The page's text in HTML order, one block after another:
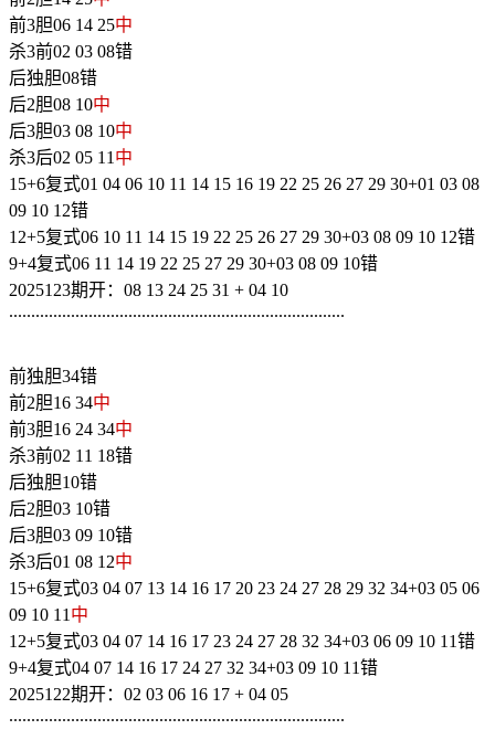
前3胆06 14 25中
杀3前02 03 08错
后独胆08错
后2胆08 10中
后3胆03 08 10中
杀3后02 05 11 中
15+6复式01 04 06 10 11 14 15 16 19 22 25 26 27 29 30+01 03 08
09 10 12错
12+5复式06 10 11 14 15 19 22 25 26 27 29 30+03 08 09 10 12错
9+4复式06 11 14 19 22 25 27 29 30+03 08 09 10错
2025123期开：08 13 24 25 31 + 04 10
............................................................................
前独胆34错
前2胆16 34中
前3胆16 24 34中
杀3前02 11 18错
后独胆10错
后2胆03 10错
后3胆03 09 10错
杀3后01 08 12中
15+6复式03 04 07 13 14 16 17 20 23 24 27 28 29 32 34+03 05 06
09 10 11 中
12+5复式03 04 07 14 16 17 23 24 27 28 32 34+03 06 09 10 11错
9+4复式04 07 14 16 17 24 27 32 34+03 09 10 11错
2025122期开：02 03 06 16 17 + 04 05
............................................................................